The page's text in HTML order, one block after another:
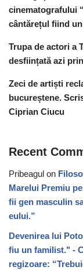
cinematografului
cântărețul fiind
Trupa de actori a
desființată azi
Zeci de artiști
bucureștene.
Ciprian Ciucu
Recent
Pribeagul on
Marelui Premiu
fii gen masculin
eului.”
Devenirea lui
fiu un familist." -
regizoare: